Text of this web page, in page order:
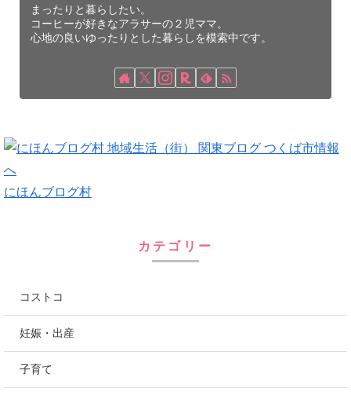
まったりと暮らしたい。
コーヒーが好きなアラサーの２児ママ。
心地の良いゆったりとした暮らしを模索中です。
にほんブログ村
カテゴリー
コストコ
妊娠・出産
子育て